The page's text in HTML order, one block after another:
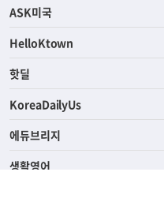
ASK미국
HelloKtown
핫딜
KoreaDailyUs
에듀브리지
생활영어